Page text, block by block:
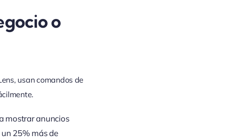
o
usan comandos de
mostrar anuncios
25% más de